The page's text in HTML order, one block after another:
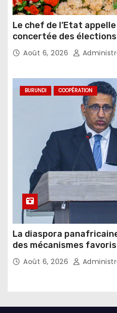
Le chef de l’Etat
concertée des
Août 6, 2026
BURUNDI COOPÉRATION
La diaspora
des mécanismes
l’investissement dans
Août 6, 2026